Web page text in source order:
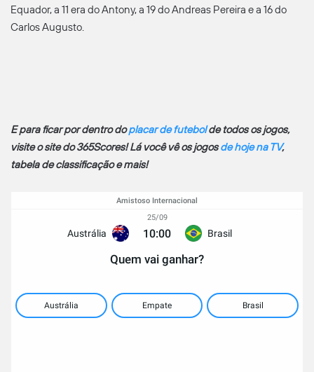
Equador, a 11 era do Antony, a 19 do Andreas Pereira e a 16 do
Carlos Augusto.
E para ficar por dentro doplacar de futebolde todos os jogos,
visite o site do 365Scores! Lá você vê os jogosde hoje na TV,
tabela de classificação e mais!
Amistoso Internacional
Austrália
25/09
10:00 Brasil
Quem vai ganhar?
Austrália Empate Brasil